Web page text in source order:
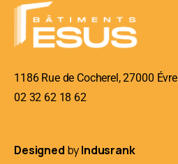
1186 Rue de Cocherel, 27000
02 32 62 18 62
Designed byIndusrank